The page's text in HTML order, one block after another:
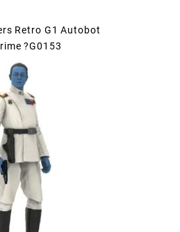
Retro G1 Autobot
?G0153